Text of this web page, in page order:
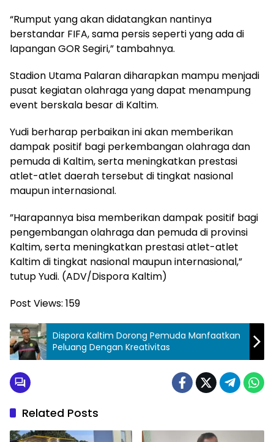
“Rumput yang akan didatangkan nantinya
berstandar FIFA, sama persis seperti yang ada di
lapangan GOR Segiri,” tambahnya.
Stadion Utama Palaran diharapkan mampu menjadi
pusat kegiatan olahraga yang dapat menampung
event berskala besar di Kaltim.
Yudi berharap perbaikan ini akan memberikan
dampak positif bagi perkembangan olahraga dan
pemuda di Kaltim, serta meningkatkan prestasi
atlet-atlet daerah tersebut di tingkat nasional
maupun internasional.
”Harapannya bisa memberikan dampak positif bagi
pengembangan olahraga dan pemuda di provinsi
Kaltim, serta meningkatkan prestasi atlet-atlet
Kaltim di tingkat nasional maupun internasional,”
tutup Yudi. (ADV/Dispora Kaltim)
Post Views: 159
Dispora Kaltim Dorong Pemuda Manfaatkan
Peluang Dengan Kreativitas
Related Posts